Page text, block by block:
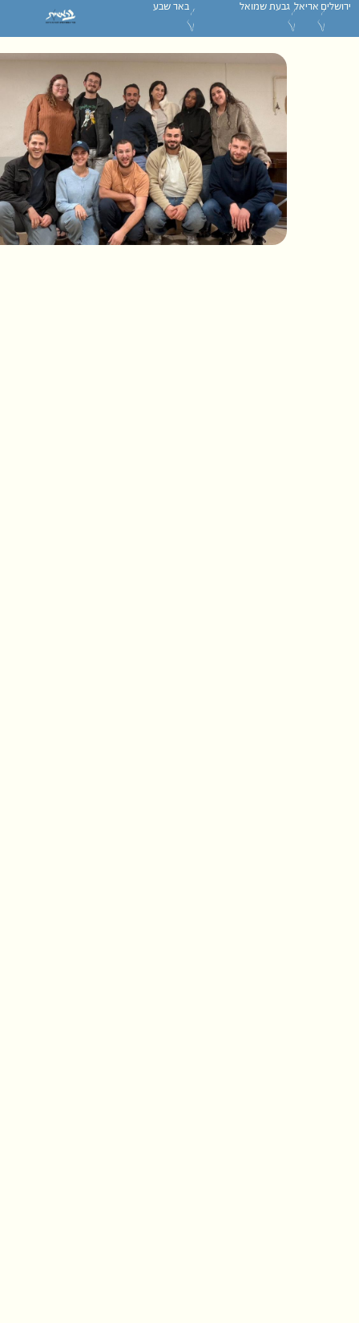
ירושלים אריאל גבעת שמואל באר שבע